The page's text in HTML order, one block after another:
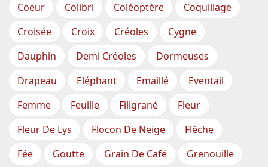
Coeur
Colibri Coléoptère
Coquillage
Croisée
Croix Créoles
Cygne
Dauphin
Demi Créoles
Dormeuses
Drapeau
Eléphant Emaillé
Eventail
Femme
Feuille Filigrané
Fleur
Fleur De Lys
Flocon De Neige
Flèche
Fée
Goutte Grain De Café
Grenouille